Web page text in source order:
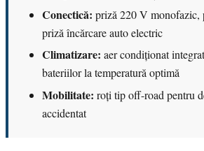
Conectică: priză 220 V
priză încărcare auto electric
Climatizare: aer condiționat
bateriilor la temperatură optimă
Mobilitate: roți tip off-road pentru
accidentat